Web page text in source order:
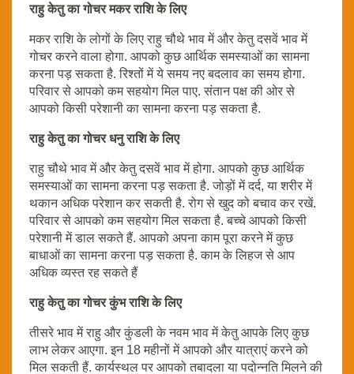
राहु केतु का गोचर मकर राशि के लिए
मकर राशि के लोगों के लिए राहु चौथे भाव में और केतु दसवें भाव में
गोचर करने वाला होगा. आपको कुछ आर्थिक समस्याओं का सामना
करना पड़ सकता है. रिश्तों में ये समय नए बदलाव का समय होगा.
परिवार से आपको कम सहयोग मिल पाए. संतान पक्ष की ओर से
आपको किसी परेशानी का सामना करना पड़ सकता है.
राहु केतु का गोचर धनु राशि के लिए
राहु चौथे भाव में और केतु दसवें भाव में होगा. आपको कुछ आर्थिक
समस्याओं का सामना करना पड़ सकता है. जोड़ों में दर्द, या शरीर में
थकान अधिक परेशान कर सकती है. रोग से खुद को बचाव कर रखें.
परिवार से आपको कम सहयोग मिल सकता है. बच्चे आपको किसी
परेशानी में डाल सकते हैं. आपको अपना काम पूरा करने में कुछ
बाधाओं का सामना करना पड़ सकता है. काम के लिहज से आप
अधिक व्यस्त रह सकते हैं
राहु केतु का गोचर कुंभ राशि के लिए
तीसरे भाव में राहु और कुंडली के नवम भाव में केतु आपके लिए कुछ
लाभ लेकर आएगा. इन 18 महीनों में आपको और यात्राएं करने को
मिल सकती हैं. कार्यस्थल पर आपको तबादला या पदोन्नति मिलने की